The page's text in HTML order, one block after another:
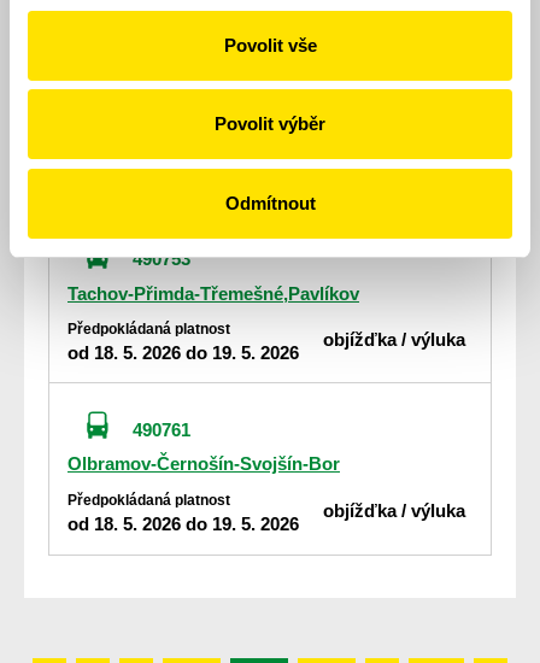
Povolit vše
Povolit výběr
Odmítnout
od 18. 5. 2026 do 19. 5. 2026
490748
Přimda-Bělá nad Radbuzou-Tachov
Předpokládaná platnost objížďka / výluka
490753
Tachov-Přimda-Třemešné,Pavlíkov
Předpokládaná platnost
od 18. 5. 2026 do 19. 5. 2026
objížďka / výluka
490761
Olbramov-Černošín-Svojšín-Bor
Předpokládaná platnost
od 18. 5. 2026 do 19. 5. 2026
objížďka / výluka